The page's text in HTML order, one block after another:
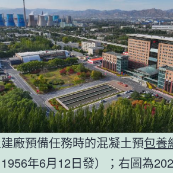
廠預備任務時的混凝土預包養
年6月12日發）；右圖為